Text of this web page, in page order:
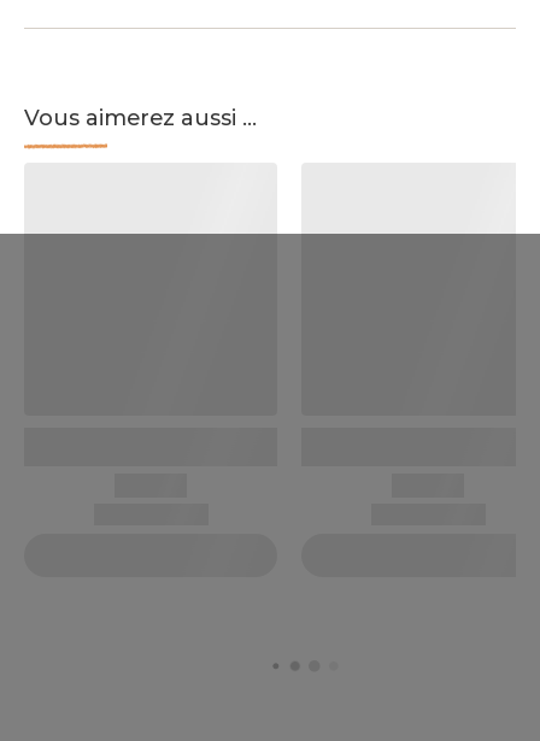
Vous aimerez aussi ...